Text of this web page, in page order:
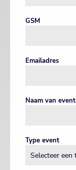
GSM
Emailadres
Naam van event
Type event